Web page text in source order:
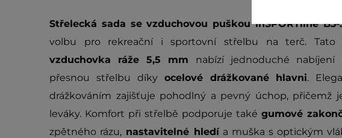
Střelecká sada se vzduchovou puškou inSPORTline
volbu pro rekreační i sportovní střelbu na terč. Tato
vzduchovka ráže 5,5 mm nabízí jednoduché
přesnou střelbu díky ocelové drážkované hlavni.
drážkováním zajišťuje pohodlný a pevný úchop, přičemž
leváky. Komfort při střelbě podporuje také gumové
zpětného rázu, nastavitelné hledía muška s optickým